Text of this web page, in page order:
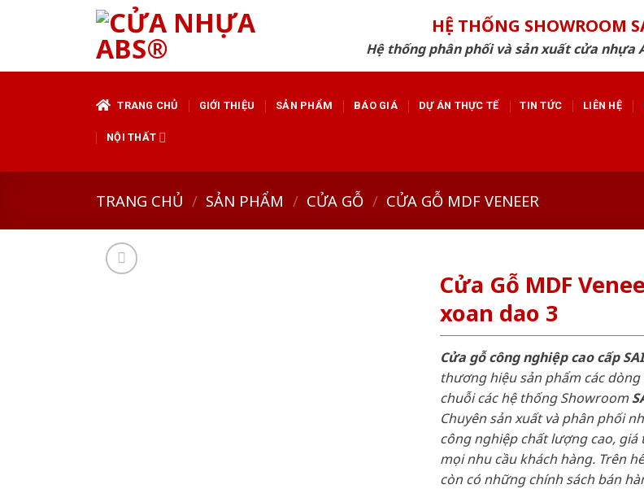
HỆ THỐNG SHOWROOM
Hệ thống phân phối và sản xuất cửa nhựa
TRANG CHỦ GIỚI THIỆU SẢN PHẨM BÁO GIÁ DỰ ÁN THỰC TẾ TIN TỨC LIÊN HỆ
NỘI THẤT
TRANG CHỦ / SẢN PHẨM / CỬA GỖ / CỬA GỖ MDF VENEER
Cửa Gỗ MDF
xoan dao 3
Cửa gỗ công nghiệp cao cấp
thương hiệu sản phẩm các
chuỗi các hệ thống Showroom
Chuyên sản xuất và phân phối
công nghiệp chất lượng cao, giá
mọi nhu cầu khách hàng. Trên
còn có những chính sách bán